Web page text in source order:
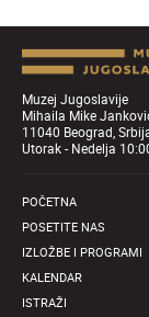
Muzej Jugoslavije
Mihaila Mike
11040 Beograd,
Utorak - Nedelja
POČETNA
POSETITE NAS
IZLOŽBE I PROGRAMI
KALENDAR
ISTRAŽI